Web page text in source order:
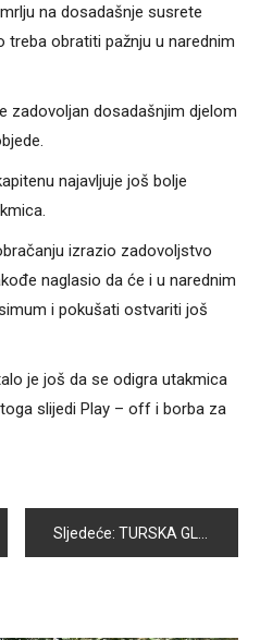
na dosadašnje susrete
obratiti pažnju u narednim
zadovoljan dosadašnjim djelom
najavljuje još bolje
izrazio zadovoljstvo
naglasio da će i u narednim
i pokušati ostvariti još
je još da se odigra utakmica
slijedi Play – off i borba za
Sljedeće: TURSKA GLUMICA ISABELLA DAMLA GUVENILIR POSJETILA OŠ „MIRSAD PRNJAVORAC“